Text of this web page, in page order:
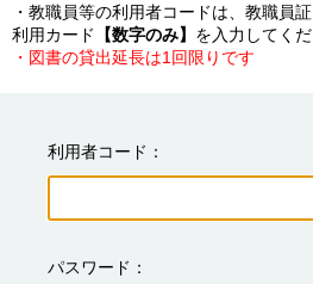
・教職員等の利用者コードは、教職員証
利用カード
【数字のみ】
・図書の貸出延長は1回限りです
利用者コード
パスワード